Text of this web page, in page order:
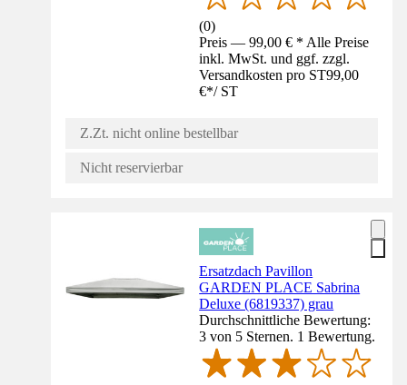
(0)
Preis — 99,00 € * Alle Preise
inkl. MwSt. und ggf. zzgl.
Versandkosten pro ST99,00
€*/ ST
Z.Zt. nicht online bestellbar
Nicht reservierbar
Ersatzdach Pavillon
GARDEN PLACE Sabrina
Deluxe (6819337) grau
Durchschnittliche Bewertung:
3 von 5 Sternen. 1 Bewertung.